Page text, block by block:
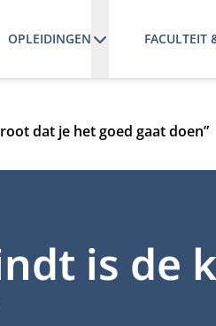
OPLEIDINGEN FACULTEIT
dat je het goed gaat doen”
is de